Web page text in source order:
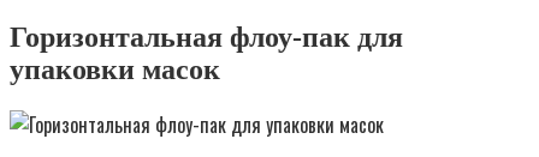
Горизонтальная флоу-пак для
упаковки масок